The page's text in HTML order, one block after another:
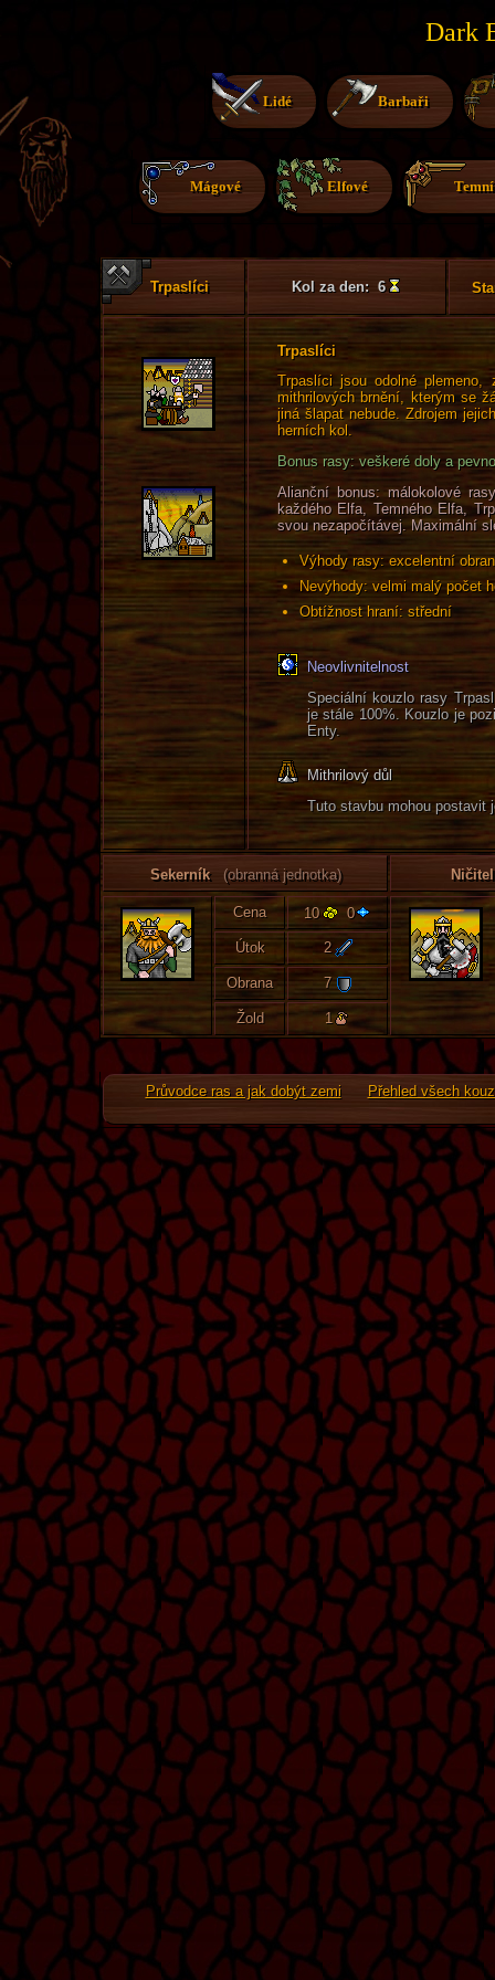
Dark
Lidé Barbaři
Mágové Elfové
Trpaslíci Kol za den: 6
Trpaslíci
Trpaslíci jsou odolné
mithrilových brnění, kterým se
jiná šlapat nebude. Zdrojem
herních kol.
Bonus rasy: veškeré doly a
Alianční bonus: málokolové
každého Elfa, Temného Elfa,
svou nezapočítávej. Maximální
Výhody rasy: excelentní
Nevýhody: velmi malý počet
Obtížnost hraní: střední
Neovlivnitelnost
Speciální kouzlo rasy
je stále 100%. Kouzlo je
Enty.
Mithrilový důl
Tuto stavbu mohou postavit
Sekerník (obranná jednotka)
Cena 10 0
Útok 2
Obrana 7
Žold 1
Průvodce ras a jak dobýt zemi Přehled všech